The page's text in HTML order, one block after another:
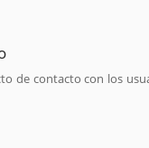
de contacto con los